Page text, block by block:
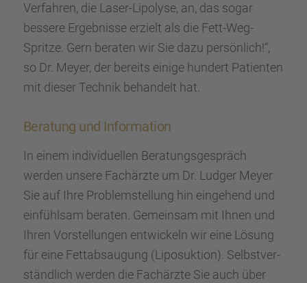
Verfah­ren, die Laser-Lipolyse, an, das sogar
bessere Ergeb­nisse erzielt als die Fett-Weg-
Spritze. Gern beraten wir Sie dazu persön­lich!“,
so Dr. Meyer, der bereits einige hundert Patien­ten
mit dieser Technik behan­delt hat.
Beratung und Infor­ma­tion
In einem indivi­du­el­len Beratungs­ge­spräch
werden unsere Fachärzte um Dr. Ludger Meyer
Sie auf Ihre Problem­stel­lung hin einge­hend und
einfühl­sam beraten. Gemein­sam mit Ihnen und
Ihren Vorstel­lun­gen entwi­ckeln wir eine Lösung
für eine Fettab­sau­gung (Liposuk­tion). Selbst­ver­
ständ­lich werden die Fachärzte Sie auch über